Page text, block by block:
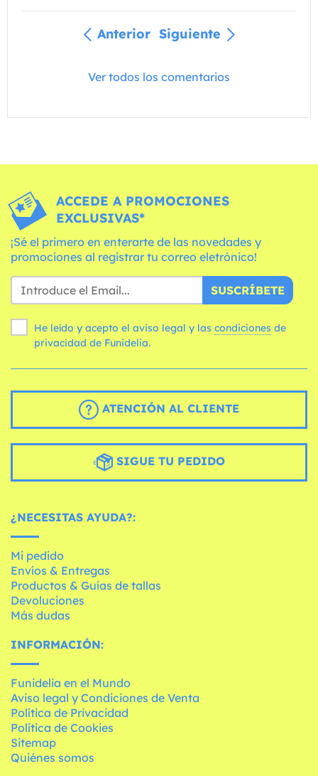
Anterior Siguiente
Ver todos los comentarios
ACCEDE A PROMOCIONES
EXCLUSIVAS*
¡Sé el primero en enterarte de las novedades y
promociones al registrar tu correo eletrónico!
SUSCRÍBETE
He leído y acepto el aviso legal y las condiciones
privacidad de Funidelia.
ATENCIÓN AL CLIENTE
SIGUE TU PEDIDO
¿NECESITAS AYUDA?:
Mi pedido
Envíos & Entregas
Productos & Guías de tallas
Devoluciones
Más dudas
INFORMACIÓN:
Funidelia en el Mundo
Aviso legal y Condiciones de Venta
Política de Privacidad
Política de Cookies
Sitemap
Quiénes somos